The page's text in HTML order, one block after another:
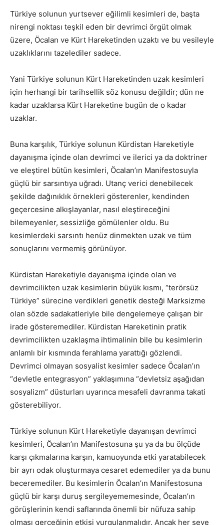
Türkiye solunun yurtsever eğilimli kesimleri de, başta
nirengi noktası teşkil eden bir devrimci örgüt olmak
üzere, Öcalan ve Kürt Hareketinden uzaktı ve bu vesileyle
uzaklıklarını tazelediler sadece.
Yani Türkiye solunun Kürt Hareketinden uzak kesimleri
için herhangi bir tarihsellik söz konusu değildir; dün ne
kadar uzaklarsa Kürt Hareketine bugün de o kadar
uzaklar.
Buna karşılık, Türkiye solunun Kürdistan Hareketiyle
dayanışma içinde olan devrimci ve ilerici ya da doktriner
ve eleştirel bütün kesimleri, Öcalan’ın Manifestosuyla
güçlü bir sarsıntıya uğradı. Utanç verici denebilecek
şekilde dağınıklık örnekleri gösterenler, kendinden
geçercesine alkışlayanlar, nasıl eleştireceğini
bilemeyenler, sessizliğe gömülenler oldu. Bu
kesimlerdeki sarsıntı henüz dinmekten uzak ve tüm
sonuçlarını vermemiş görünüyor.
Kürdistan Hareketiyle dayanışma içinde olan ve
devrimcilikten uzak kesimlerin büyük kısmı, “terörsüz
Türkiye” sürecine verdikleri genetik desteği Marksizme
olan sözde sadakatleriyle bile dengelemeye çalışan bir
irade gösteremediler. Kürdistan Hareketinin pratik
devrimcilikten uzaklaşma ihtimalinin bile bu kesimlerin
anlamlı bir kısmında ferahlama yarattığı gözlendi.
Devrimci olmayan sosyalist kesimler sadece Öcalan’ın
“devletle entegrasyon” yaklaşımına “devletsiz aşağıdan
sosyalizm” düsturları uyarınca mesafeli davranma takati
gösterebiliyor.
Türkiye solunun Kürt Hareketiyle dayanışan devrimci
kesimleri, Öcalan’ın Manifestosuna şu ya da bu ölçüde
karşı çıkmalarına karşın, kamuoyunda etki yaratabilecek
bir ayrı odak oluşturmaya cesaret edemediler ya da bunu
beceremediler. Bu kesimlerin Öcalan’ın Manifestosuna
güçlü bir karşı duruş sergileyememesinde, Öcalan’ın
görüşlerinin kendi saflarında önemli bir nüfuza sahip
olması gerçeğinin etkisi vurgulanmalıdır. Ancak her şeye